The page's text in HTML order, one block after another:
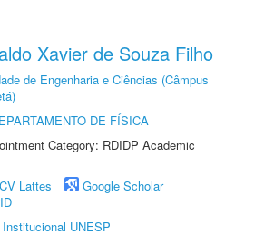
Xavier de Souza Filho
de Engenharia e Ciências (Câmpus
DE FÍSICA
Category: RDIDP Academic
CV Lattes
Google Scholar
UNESP